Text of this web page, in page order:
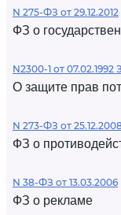
N 275-ФЗ от 29.12.2012
ФЗ о
N2300-1 от
О защите прав
N 273-ФЗ от
ФЗ о
N 38-ФЗ от 13.03.2006
ФЗ о рекламе